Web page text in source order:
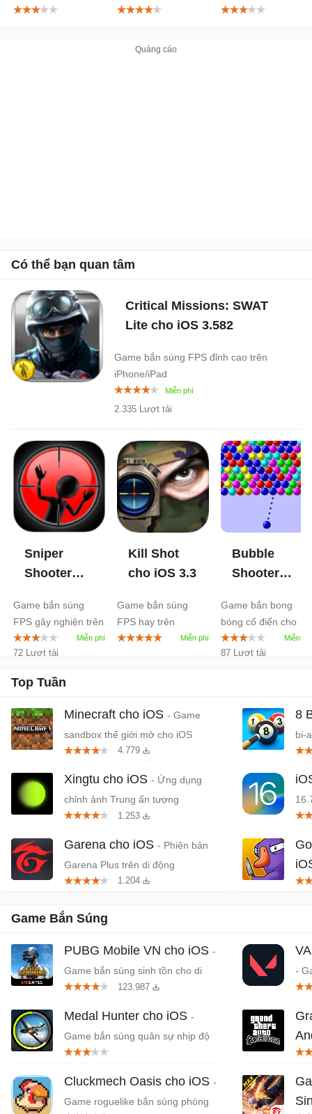
iPhone, iPad
Có thể bạn quan tâm
Critical Missions: SWAT
Lite cho iOS 3.582
Game bắn súng FPS đỉnh cao trên
iPhone/iPad
2.335 Lượt tải
Sniper
Shooter
Game bắn súng
FPS gây nghiện trên
iPhone/iPad
72 Lượt tải
Kill Shot
cho iOS 3.3
Game bắn súng
FPS hay trên
iPhone/iPad
Bubble
Shooter
Game bắn bong
bóng cổ điển cho
iPhone, iPad
87 Lượt tải
Top Tuần
Minecraft cho iOS - Game
sandbox thế giới mở cho iOS
4.779
Xingtu cho iOS - Ứng dụng
chỉnh ảnh Trung ấn tượng
1.253
Garena cho iOS - Phiên bản
Garena Plus trên di động
1.204
8
bi-
Game Bắn Súng
PUBG Mobile VN cho iOS -
Game bắn súng sinh tồn cho di
động
123.987
Medal Hunter cho iOS -
Game bắn súng quân sự nhịp độ
nhanh khốc liệt
Cluckmech Oasis cho iOS -
Game roguelike bắn súng phòng
-